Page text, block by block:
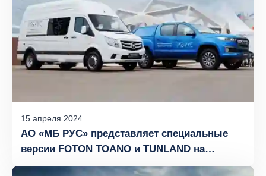
15 апреля 2024
АО «МБ РУС» представляет специальные
версии FOTON TOANO и TUNLAND на
выставке «Нефтегаз – 2024»